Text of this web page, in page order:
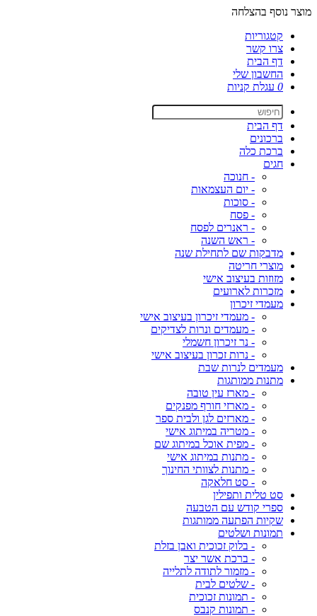
מוצר נוסף בהצלחה
קטגוריות
צרו קשר
דף הבית
החשבון שלי
0 עגלת קניות
דף הבית
ברכונים
ברכת כלה
חגים
- חנוכה
- יום העצמאות
- סוכות
- פסח
- ראנרים לפסח
- ראש השנה
מדבקות שם לתחילת שנה
מוצרי חריטה
מזוזות בעיצוב אישי
מזכרות לארועים
מעמדי זיכרון
- מעמדי זיכרון בעיצוב אישי
- מעמדים ונרות לצדיקים
- נר זיכרון חשמלי
- נרות זכרון בעיצוב אישי
מעמדים לנרות שבת
מתנות ממותגות
- מארז עין טובה
- מארזי חורף מפנקים
- מארזים לגן ולבית ספר
- מטריה במיתוג אישי
- מפית אוכל במיתוג שם
- מתנות במיתוג אישי
- מתנות לצוותי החינוך
- סט חלאקה
סט טלית ותפילין
ספרי קודש עם הטבעה
שקיות הפתעה ממותגות
תמונות ושלטים
- בלוק זכוכית ואבן בזלת
- ברכת אשר יצר
- מזמור לתודה לתלייה
- שלטים לבית
- תמונות זכוכית
- תמונות קנבס